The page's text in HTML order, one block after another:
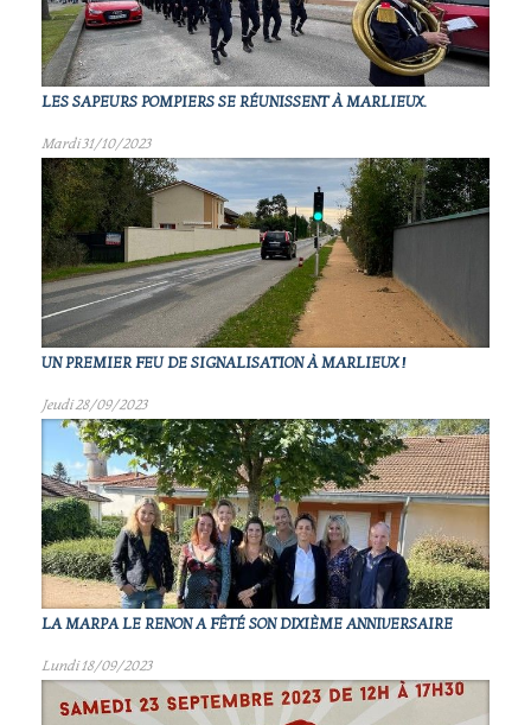
LES SAPEURS POMPIERS SE RÉUNISSENT À MARLIEUX.
Mardi 31/10/2023
UN PREMIER FEU DE SIGNALISATION À MARLIEUX !
Jeudi 28/09/2023
LA MARPA LE RENON A FÊTÉ SON DIXIÈME ANNIVERSAIRE
Lundi 18/09/2023